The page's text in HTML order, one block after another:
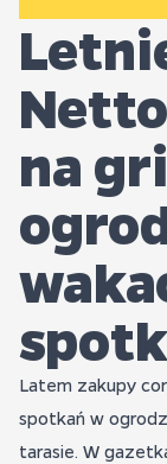
na
Latem zakupy
spotkań w
tarasie. W